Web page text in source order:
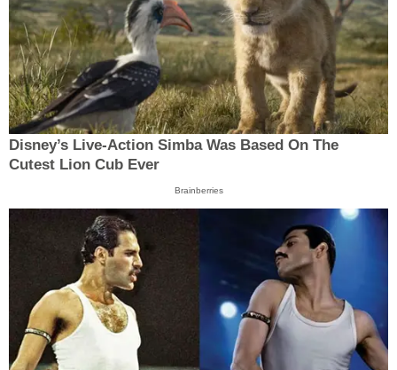
Disney’s Live-Action Simba Was Based On The
Cutest Lion Cub Ever
Brainberries